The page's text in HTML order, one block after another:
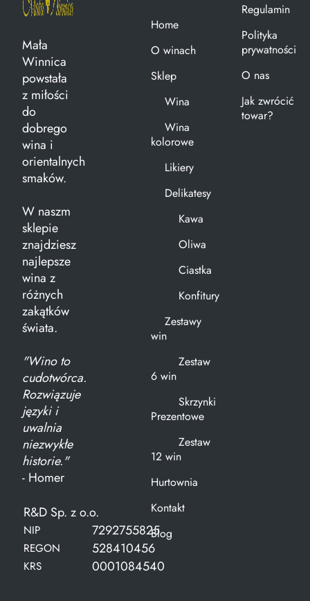
Mała
Winnica
powstała
z miłości
do
dobrego
wina i
orientalnych
smaków.
W naszm
sklepie
znajdziesz
najlepsze
wina z
różnych
zakątków
świata.
"Wino to
cudotwórca.
Rozwiązuje
języki i
uwalnia
niezwykłe
historie."
- Homer
R&D Sp. z o.o.
NIP 7292755825
REGON 528410456
KRS 0001084540
Home
O winach
Sklep
Wina
Wina
kolorowe
Likiery
Delikatesy
Kawa
Oliwa
Ciastka
Konfitury
Zestawy
win
Zestaw
6 win
Skrzynki
Prezentowe
Zestaw
12 win
Hurtownia
Kontakt
Blog
Regulamin
Polityka
prywatności
O nas
Jak zwrócić
towar?